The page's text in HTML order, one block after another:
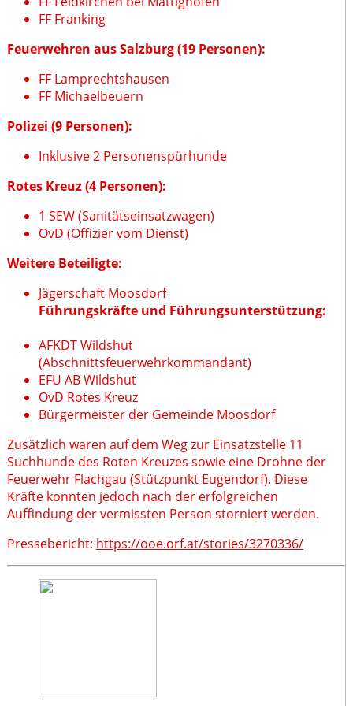
FF Franking
Feuerwehren aus Salzburg (19 Personen):
FF Lamprechtshausen
FF Michaelbeuern
Polizei (9 Personen):
Inklusive 2 Personenspürhunde
Rotes Kreuz (4 Personen):
1 SEW (Sanitätseinsatzwagen)
OvD (Offizier vom Dienst)
Weitere Beteiligte:
Jägerschaft Moosdorf
Führungskräfte und Führungsunterstützung:
AFKDT Wildshut
(Abschnittsfeuerwehrkommandant)
EFU AB Wildshut
OvD Rotes Kreuz
Bürgermeister der Gemeinde Moosdorf
Zusätzlich waren auf dem Weg zur Einsatzstelle 11
Suchhunde des Roten Kreuzes sowie eine Drohne der
Feuerwehr Flachgau (Stützpunkt Eugendorf). Diese
Kräfte konnten jedoch nach der erfolgreichen
Auffindung der vermissten Person storniert werden.
Pressebericht: https://ooe.orf.at/stories/3270336/